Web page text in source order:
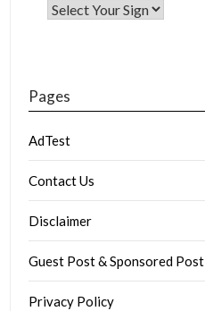
Pages
AdTest
Contact Us
Disclaimer
Guest Post & Sponsored Post
Privacy Policy